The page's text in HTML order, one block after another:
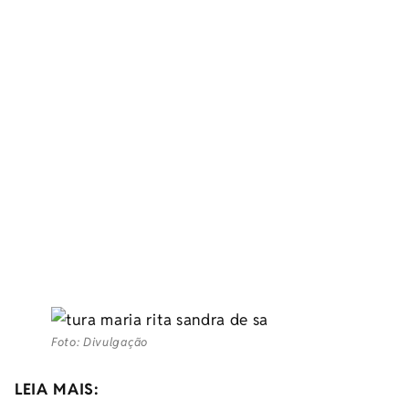
Foto: Divulgação
LEIA MAIS: